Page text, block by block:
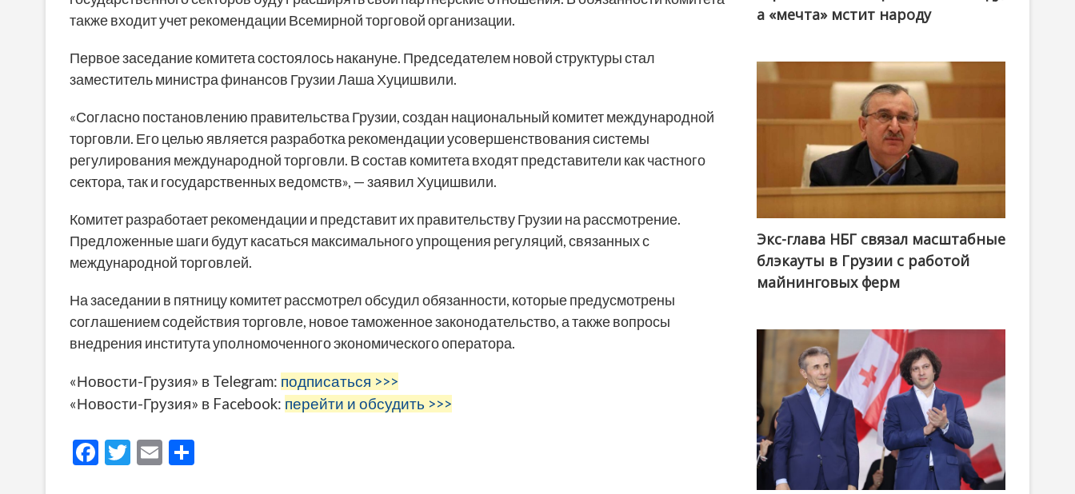
также входит учет рекомендации Всемирной торговой организации.
Первое заседание комитета состоялось накануне. Председателем новой структуры стал
заместитель министра финансов Грузии Лаша Хуцишвили.
«Согласно постановлению правительства Грузии, создан национальный комитет международной
торговли. Его целью является разработка рекомендации усовершенствования системы
регулирования международной торговли. В состав комитета входят представители как частного
сектора, так и государственных ведомств», — заявил Хуцишвили.
Комитет разработает рекомендации и представит их правительству Грузии на рассмотрение.
Предложенные шаги будут касаться максимального упрощения регуляций, связанных с
международной торговлей.
На заседании в пятницу комитет рассмотрел обсудил обязанности, которые предусмотрены
соглашением содействия торговле, новое таможенное законодательство, а также вопросы
внедрения института уполномоченного экономического оператора.
«Новости-Грузия» в Telegram: подписаться >>>
«Новости-Грузия» в Facebook: перейти и обсудить >>>
F
T
E
а «мечта» мстит народу
Экс-глава НБГ связал масштабные
блэкауты в Грузии с работой
майнинговых ферм